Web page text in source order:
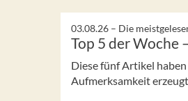
03.08.26 – Die
Top 5 der Woche
Diese fünf Artikel
Aufmerksamkeit erzeugt.